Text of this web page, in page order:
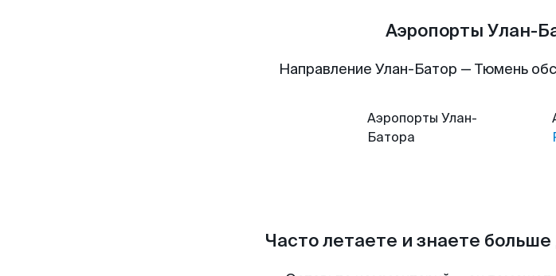
Аэропорты Улан-
Направление Улан-Батор — Тюмень
Аэропорты Улан-
Батора
Часто летаете и знаете